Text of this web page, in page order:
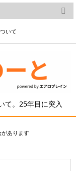
て。25年目に突入

メニュー

検索
いて
があります